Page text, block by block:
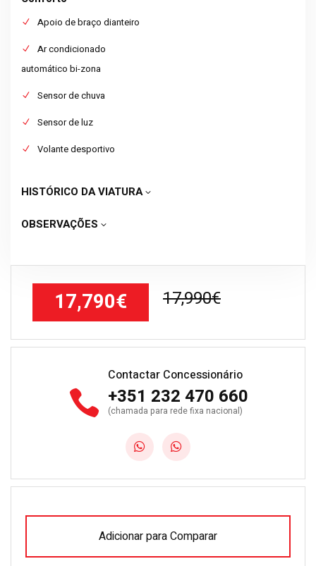
Apoio de braço dianteiro
Ar condicionado
automático bi-zona
Sensor de chuva
Sensor de luz
Volante desportivo
HISTÓRICO DA VIATURA
OBSERVAÇÕES
17,990€
17,790€
Contactar Concessionário
+351 232 470 660
(chamada para rede fixa nacional)
Adicionar para Comparar